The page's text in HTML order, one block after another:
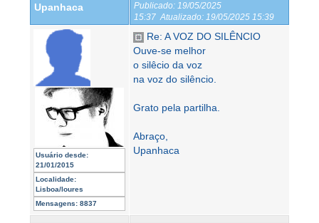
Upanhaca Publicado: 19/05/2025
15:37 Atualizado: 19/05/2025 15:39
Usuário desde:
21/01/2015
Localidade:
Lisboa/loures
Mensagens: 8837
Re: A VOZ DO SILÊNCIO
Ouve-se melhor
o silêcio da voz
na voz do silêncio.
Grato pela partilha.
Abraço,
Upanhaca